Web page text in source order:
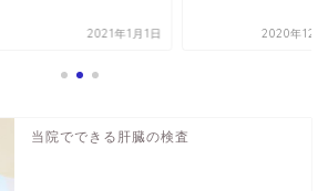
2021年1月1日 2020年12
当院でできる肝臓の検査